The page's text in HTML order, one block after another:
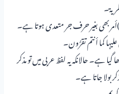
بھی بغیر حرف جر متعدی ہوتا ہے۔
ہے۔ حالانکہ یہ لفظ عربی میں تو مذکر
بولا جاتا ہے۔